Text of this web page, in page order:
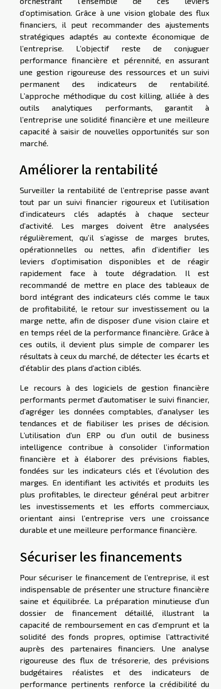
d’optimisation. Grâce à une vision globale des flux
financiers, il peut recommander des ajustements
stratégiques adaptés au contexte économique de
l’entreprise. L’objectif reste de conjuguer
performance financière et pérennité, en assurant
une gestion rigoureuse des ressources et un suivi
permanent des indicateurs de rentabilité.
L’approche méthodique du cost killing, alliée à des
outils analytiques performants, garantit à
l’entreprise une solidité financière et une meilleure
capacité à saisir de nouvelles opportunités sur son
marché.
Améliorer la rentabilité
Surveiller la rentabilité de l’entreprise passe avant
tout par un suivi financier rigoureux et l’utilisation
d’indicateurs clés adaptés à chaque secteur
d’activité. Les marges doivent être analysées
régulièrement, qu’il s’agisse de marges brutes,
opérationnelles ou nettes, afin d’identifier les
leviers d’optimisation disponibles et de réagir
rapidement face à toute dégradation. Il est
recommandé de mettre en place des tableaux de
bord intégrant des indicateurs clés comme le taux
de profitabilité, le retour sur investissement ou la
marge nette, afin de disposer d’une vision claire et
en temps réel de la performance financière. Grâce à
ces outils, il devient plus simple de comparer les
résultats à ceux du marché, de détecter les écarts et
d’établir des plans d’action ciblés.
Le recours à des logiciels de gestion financière
performants permet d’automatiser le suivi financier,
d’agréger les données comptables, d’analyser les
tendances et de fiabiliser les prises de décision.
L’utilisation d’un ERP ou d’un outil de business
intelligence contribue à consolider l’information
financière et à élaborer des prévisions fiables,
fondées sur les indicateurs clés et l’évolution des
marges. En identifiant les activités et produits les
plus profitables, le directeur général peut arbitrer
les investissements et les efforts commerciaux,
orientant ainsi l’entreprise vers une croissance
durable et une meilleure performance financière.
Sécuriser les financements
Pour sécuriser le financement de l’entreprise, il est
indispensable de présenter une structure financière
saine et équilibrée. La préparation minutieuse d’un
dossier de financement détaillé, illustrant la
capacité de remboursement en cas d’emprunt et la
solidité des fonds propres, optimise l’attractivité
auprès des partenaires financiers. Une analyse
rigoureuse des flux de trésorerie, des prévisions
budgétaires réalistes et des indicateurs de
performance pertinents renforce la crédibilité du